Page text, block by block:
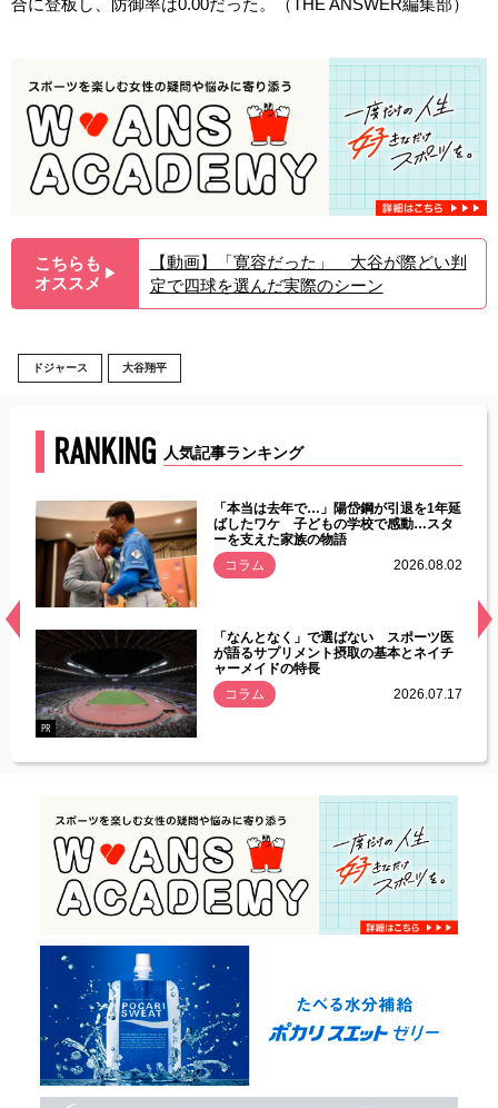
こちらも
オススメ ▶︎
【動画】「寛容だった」 大谷が際どい判
定で四球を選んだ実際のシーン
ドジャース 大谷翔平
RANKING 人気記事ランキング
常
「本当は去年で…」陽岱鋼が引退を1年延
ばしたワケ 子どもの学校で感動…スタ
ーを支えた家族の物語
コラム
2026.08.02
PR
「なんとなく」で選ばない スポーツ医
が語るサプリメント摂取の基本とネイチ
ャーメイドの特長
コラム
2026.07.17